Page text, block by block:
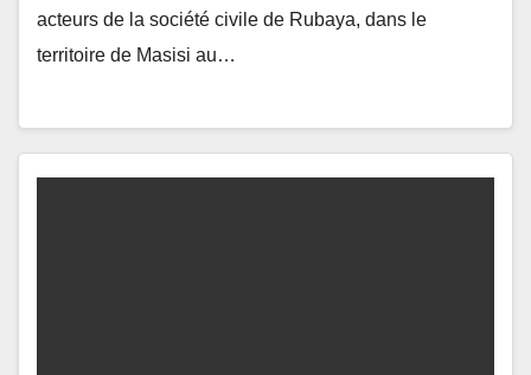
secteur minier artisanal de Rubaya
acteurs de la société civile de Rubaya, dans le
territoire de Masisi au…